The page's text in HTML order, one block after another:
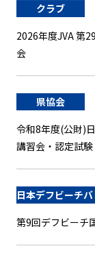
クラブ
2026年度JVA 第
会
県協会
令和8年度(公財)
講習会・認定試験
日本デフビーチ
第9回デフビーチ